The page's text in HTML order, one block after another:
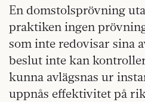
En domstolsprövning
praktiken ingen
som inte redovisar sina
beslut inte kan
kunna avlägsnas ur
uppnås effektivitet på